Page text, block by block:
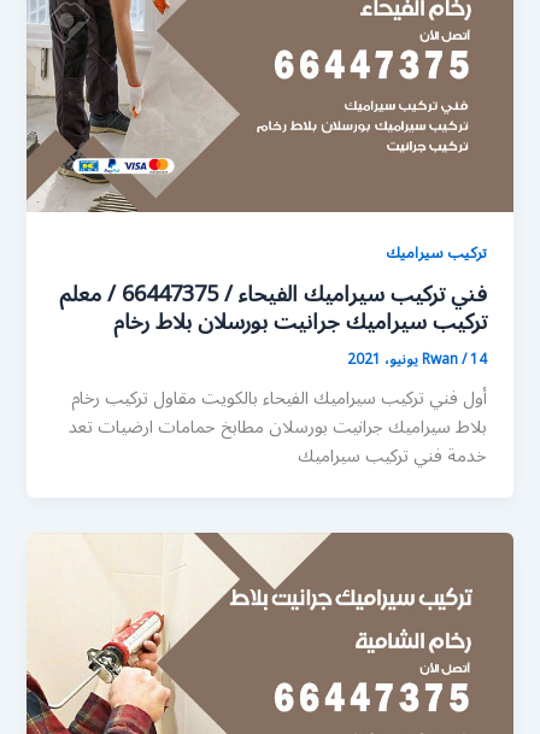
تركيب سيراميك
فني تركيب سيراميك الفيحاء / 66447375 / معلم
تركيب سيراميك جرانيت بورسلان بلاط رخام
Rwan/14 يونيو، 2021
أول فني تركيب سيراميك الفيحاء بالكويت مقاول تركيب رخام
بلاط سيراميك جرانيت بورسلان مطابخ حمامات ارضيات تعد
خدمة فني تركيب سيراميك